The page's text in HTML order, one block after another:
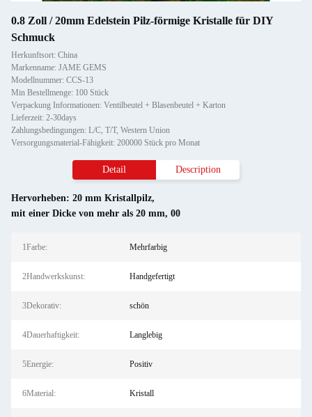
0.8 Zoll / 20mm Edelstein Pilz-förmige Kristalle für DIY
Schmuck
Herkunftsort: China
Markenname: JAME GEMS
Modellnummer: CCS-13
Min Bestellmenge: 100 Stück
Verpackung Informationen: Ventilbeutel + Blasenbeutel + Karton
Lieferzeit: 2-30days
Zahlungsbedingungen: L/C, T/T, Western Union
Versorgungsmaterial-Fähigkeit: 200000 Stück pro Monat
Detail Description
Hervorheben: 20 mm Kristallpilz,
mit einer Dicke von mehr als 20 mm, 00
1Farbe: Mehrfarbig
2Handwerkskunst: Handgefertigt
3Dekorativ: schön
4Dauerhaftigkeit: Langlebig
5Energie: Positiv
6Material: Kristall